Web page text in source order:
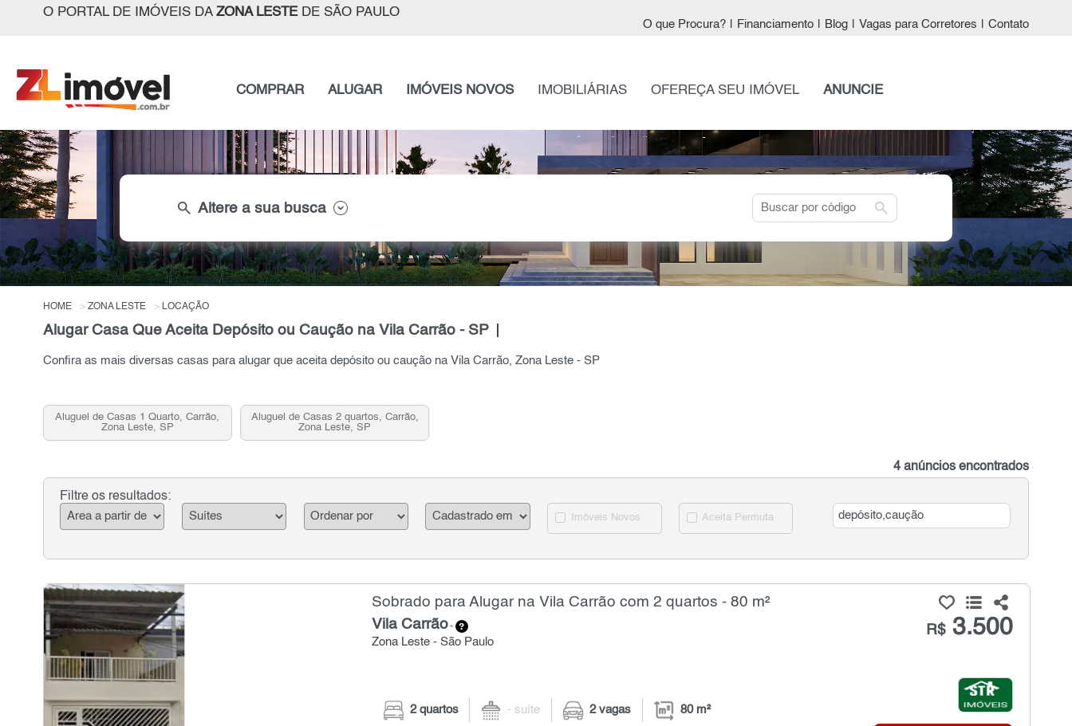
O PORTAL DE IMÓVEIS DA ZONA LESTEDE SÃO PAULO
O que Procura? Financiamento Blog Vagas para Corretores Contato
COMPRAR ALUGAR IMÓVEIS NOVOS IMOBILIÁRIAS OFEREÇA SEU IMÓVEL ANUNCIE
search Altere a sua busca search
HOME ZONA LESTE LOCAÇÃO
Alugar Casa Que Aceita Depósito ou Caução na Vila Carrão - SP
Confira as mais diversas casas para alugar que aceita depósito ou caução na Vila Carrão, Zona Leste - SP
Aluguel de Casas 1 Quarto, Carrão,
Zona Leste, SP
Aluguel de Casas 2 quartos, Carrão,
Zona Leste, SP
4 anúncios encontrados
Filtre os resultados:
Imóveis Novos Aceita Permuta
Sobrado para Alugar na Vila Carrão com 2 quartos - 80 m²
Vila Carrão-
Zona Leste - São Paulo
R$3.500
2 quartos - suíte 2 vagas 80 m²